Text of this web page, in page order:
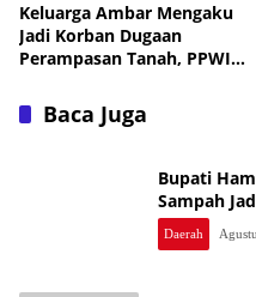
Keluarga Ambar Mengaku
Jadi Korban Dugaan
Perampasan Tanah, PPWI
Baca Juga
Bupati
Sampah
Daerah